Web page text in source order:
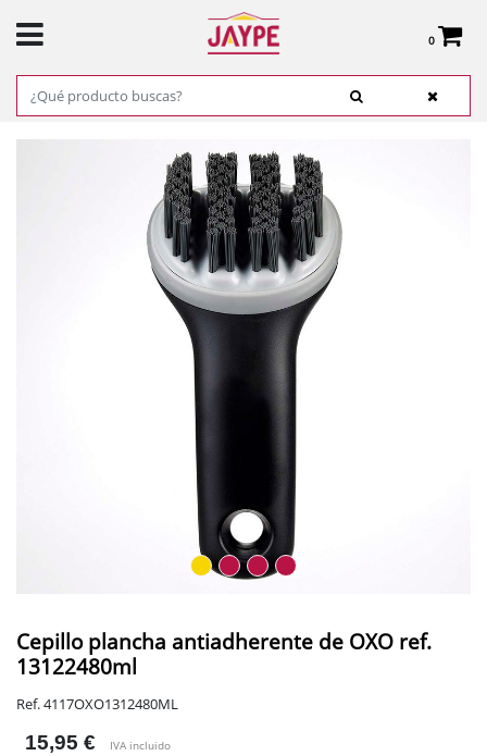
0
Total:
0,00 €
VER CESTA
Cepillo plancha antiadherente de OXO ref.
13122480ml
Ref. 4117OXO1312480ML
15,95 € IVA incluido